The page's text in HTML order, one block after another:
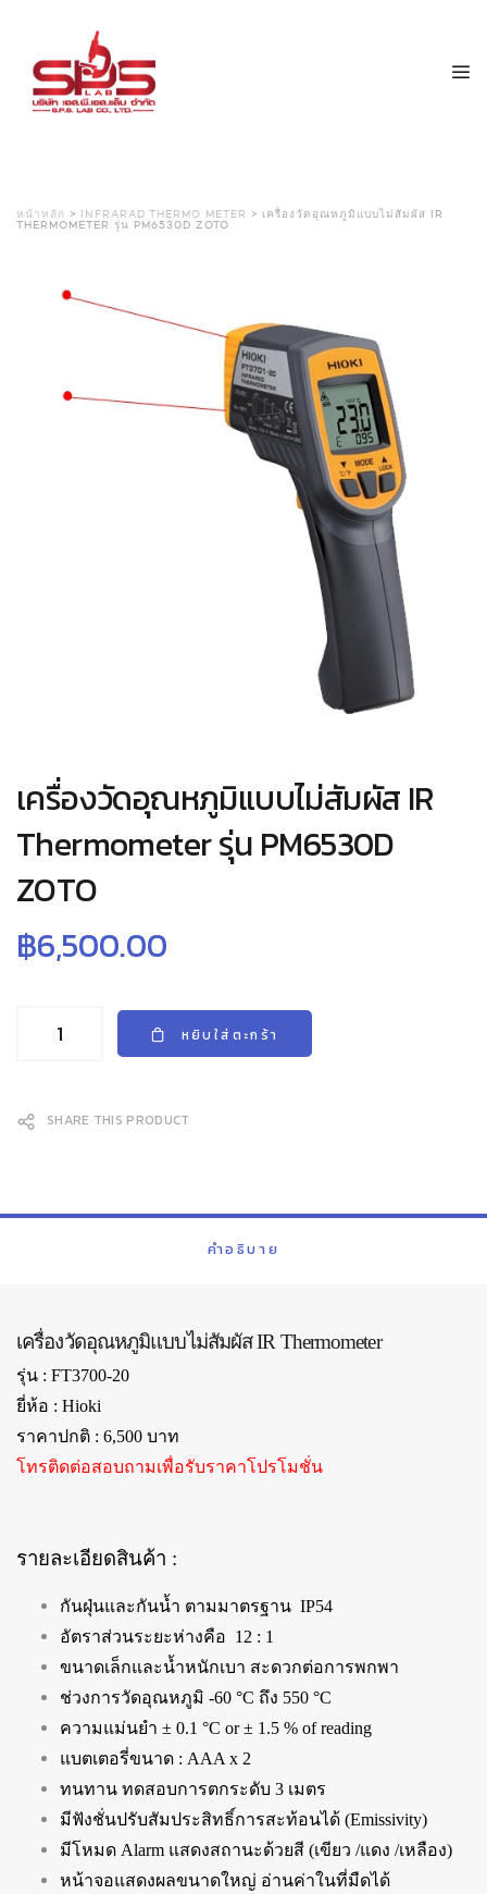
หน้าหลัก > INFRARAD THERMO METER
> เครื่องวัดอุณหภูมิแบบไม่สัมผัส IR
THERMOMETER รุ่น PM6530D ZOTO
เครื่องวัดอุณหภูมิแบบไม่สัมผัส IR
Thermometer รุ่น PM6530D
ZOTO
฿6,500.00
หยิบใส่ตะกร้า
SHARE THIS PRODUCT
คำอธิบาย
เครื่องวัดอุณหภูมิแบบไม่สัมผัส IR Thermometer
รุ่น : FT3700-20
ยี่ห้อ : Hioki
ราคาปกติ : 6,500 บาท
โทรติดต่อสอบถามเพื่อรับราคาโปรโมชั่น
รายละเอียดสินค้า :
กันฝุ่นและกันน้ำ ตามมาตรฐาน IP54
อัตราส่วนระยะห่างคือ 12 : 1
ขนาดเล็กและน้ำหนักเบา สะดวกต่อการพกพา
ช่วงการวัดอุณหภูมิ -60 °C ถึง 550 °C
ความแม่นยำ ± 0.1 °C or ± 1.5 % of reading
แบตเตอรี่ขนาด : AAA x 2
ทนทาน ทดสอบการตกระดับ 3 เมตร
มีฟังชั่นปรับสัมประสิทธิ์การสะท้อนได้ (Emissivity)
มีโหมด Alarm แสดงสถานะด้วยสี (เขียว /แดง /เหลือง)
หน้าจอแสดงผลขนาดใหญ่ อ่านค่าในที่มืดได้